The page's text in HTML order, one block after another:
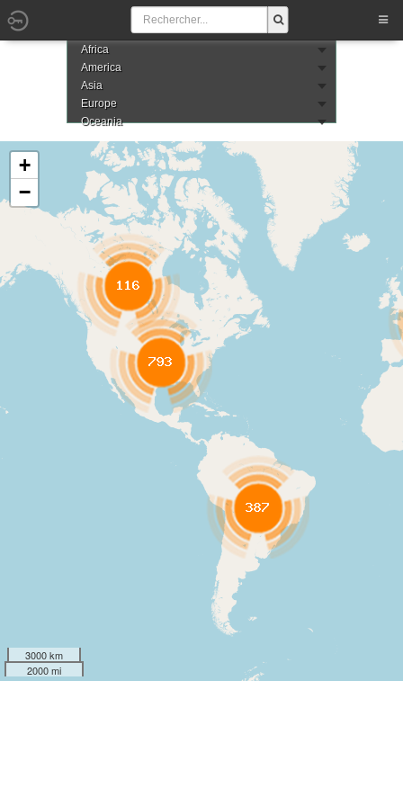
Africa
America
Asia
Europe
Oceania
+
−
3000 km
2000 mi